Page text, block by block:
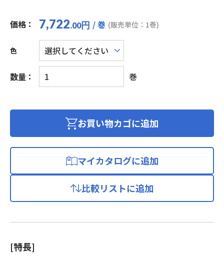
価格： 7,722.00円 / 巻 (販売単位：1巻)
色
数量：
UL
耐
ビ
線
製)
巻
お買い物カゴに追加
マイカタログに追加
比較リストに追加
[特長]